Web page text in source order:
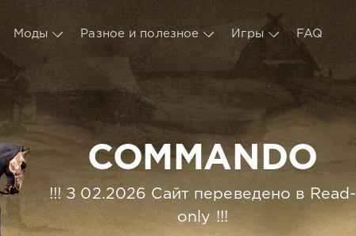
Моды Разное и полезное Игры FAQ
COMMANDO
!!! З 02.2026 Сайт переведено в Read-
only !!!